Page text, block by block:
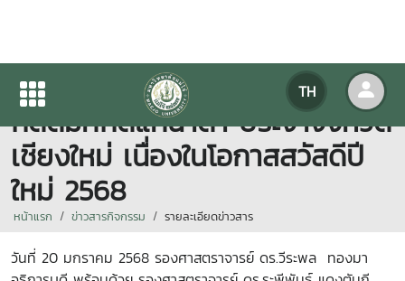
TH
อธิการบดีเยี่ยมคารวะกงสุล
กิตติมศักดิ์แคนาดา ประจำจังหวัด
เชียงใหม่ เนื่องในโอกาสสวัสดีปี
ใหม่ 2568
หน้าแรก ข่าวสารกิจกรรม รายละเอียดข่าวสาร
วันที่ 20 มกราคม 2568 รองศาสตราจารย์ ดร.วีระพล ทองมา